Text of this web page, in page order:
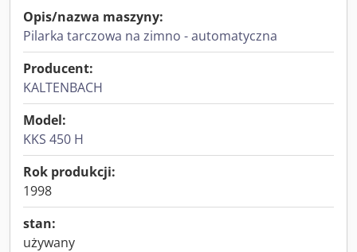
Opis/nazwa maszyny:
Pilarka tarczowa na zimno - automatyczna
Producent:
KALTENBACH
Model:
KKS 450 H
Rok produkcji:
1998
stan:
używany